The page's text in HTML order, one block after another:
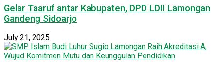
Gelar Taaruf antar Kabupaten, DPD LDII Lamongan
Gandeng Sidoarjo
July 21, 2025